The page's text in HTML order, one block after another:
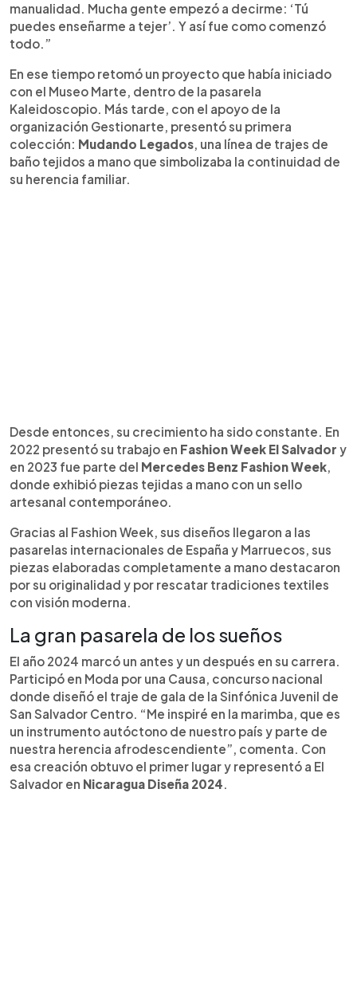
manualidad. Mucha gente empezó a decirme: ‘Tú
puedes enseñarme a tejer’. Y así fue como comenzó
todo.”
En ese tiempo retomó un proyecto que había iniciado
con el Museo Marte, dentro de la pasarela
Kaleidoscopio. Más tarde, con el apoyo de la
organización Gestionarte, presentó su primera
colección: Mudando Legados, una línea de trajes de
baño tejidos a mano que simbolizaba la continuidad de
su herencia familiar.
Desde entonces, su crecimiento ha sido constante. En
2022 presentó su trabajo en Fashion Week El Salvador y
en 2023 fue parte del Mercedes Benz Fashion Week,
donde exhibió piezas tejidas a mano con un sello
artesanal contemporáneo.
Gracias al Fashion Week, sus diseños llegaron a las
pasarelas internacionales de España y Marruecos, sus
piezas elaboradas completamente a mano destacaron
por su originalidad y por rescatar tradiciones textiles
con visión moderna.
La gran pasarela de los sueños
El año 2024 marcó un antes y un después en su carrera.
Participó en Moda por una Causa, concurso nacional
donde diseñó el traje de gala de la Sinfónica Juvenil de
San Salvador Centro. “Me inspiré en la marimba, que es
un instrumento autóctono de nuestro país y parte de
nuestra herencia afrodescendiente”, comenta. Con
esa creación obtuvo el primer lugar y representó a El
Salvador en Nicaragua Diseña 2024.